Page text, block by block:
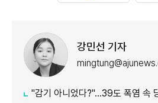
강민선 기자
"감기 아니었다?"…39도 폭염 속 당